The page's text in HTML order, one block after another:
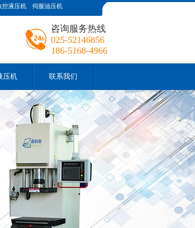
控液压机 伺服油压机
咨询服务热线
025-52146856
186-5168-4966
压机 联系我们